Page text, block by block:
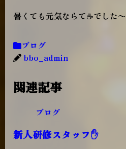
暑くても元気ならて☕でした〜
ブログ
bbo_admin
関連記事
ブログ
新人研修スタッフ✋